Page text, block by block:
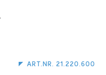
ART.NR. 21.220.600